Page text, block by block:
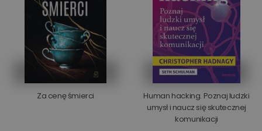
Za cenę śmierci
Human hacking. Poznaj ludzki
umysł i naucz się skutecznej
komunikacji